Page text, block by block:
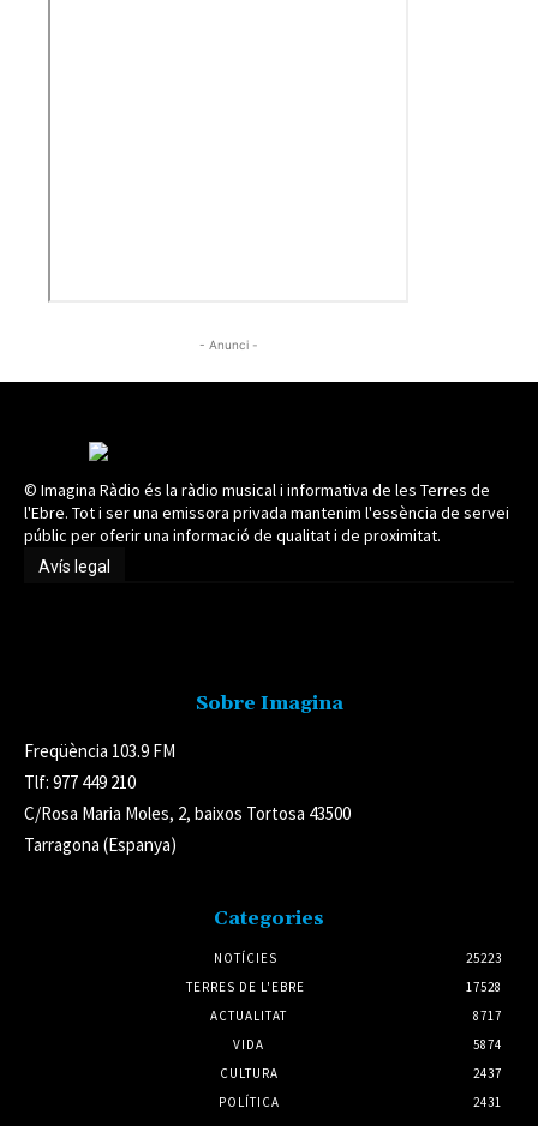
- Anunci -
© Imagina Ràdio és la ràdio musical i informativa de les Terres de
l'Ebre. Tot i ser una emissora privada mantenim l'essència de servei
públic per oferir una informació de qualitat i de proximitat.
Avís legal
Sobre Imagina
Freqüència 103.9 FM
Tlf: 977 449 210
C/Rosa Maria Moles, 2, baixos Tortosa 43500
Tarragona (Espanya)
Categories
NOTÍCIES
25223
TERRES DE L'EBRE
17528
ACTUALITAT
8717
VIDA
5874
CULTURA
2437
POLÍTICA
2431